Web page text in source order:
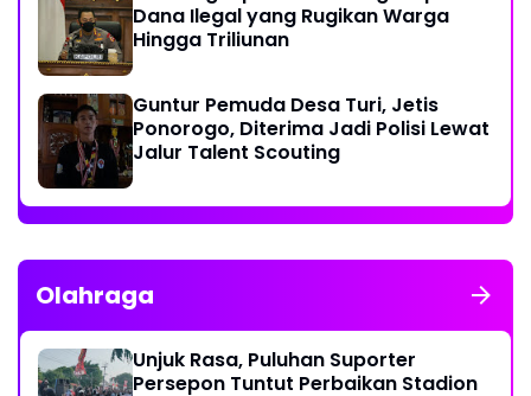
Dana Ilegal yang Rugikan Warga
Hingga Triliunan
Guntur Pemuda Desa Turi, Jetis
Ponorogo, Diterima Jadi Polisi Lewat
Jalur Talent Scouting
Olahraga
Unjuk Rasa, Puluhan Suporter
Persepon Tuntut Perbaikan Stadion